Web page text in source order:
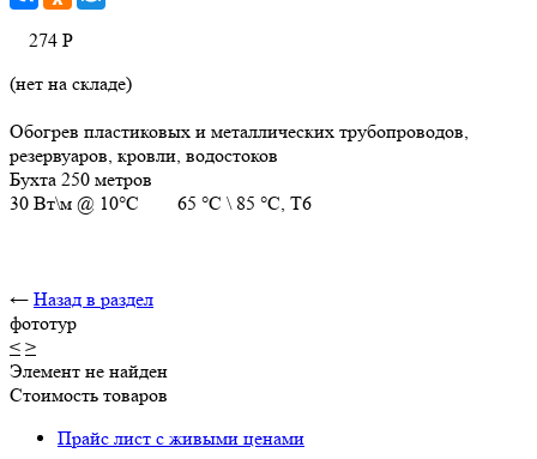
274 Р
(нет на складе)
Обогрев пластиковых и металлических трубопроводов,
резервуаров, кровли, водостоков
Бухта 250 метров
30 Вт\м @ 10°C 65 °C \ 85 °C, T6
← Назад в раздел
фототур
< >
Элемент не найден
Стоимость товаров
Прайс лист с живыми ценами